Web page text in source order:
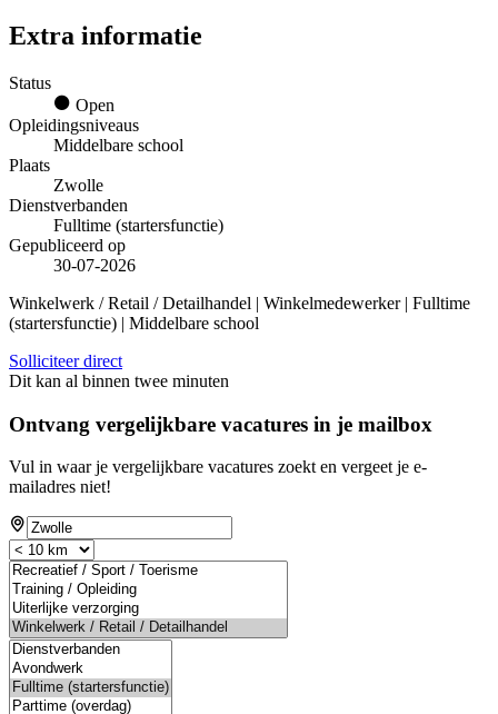
Extra informatie
Status
Open
Opleidingsniveaus
Middelbare school
Plaats
Zwolle
Dienstverbanden
Fulltime (startersfunctie)
Gepubliceerd op
30-07-2026
Winkelwerk / Retail / Detailhandel | Winkelmedewerker | Fulltime
(startersfunctie) | Middelbare school
Solliciteer direct
Dit kan al binnen twee minuten
Ontvang vergelijkbare vacatures in je mailbox
Vul in waar je vergelijkbare vacatures zoekt en vergeet je e-
mailadres niet!